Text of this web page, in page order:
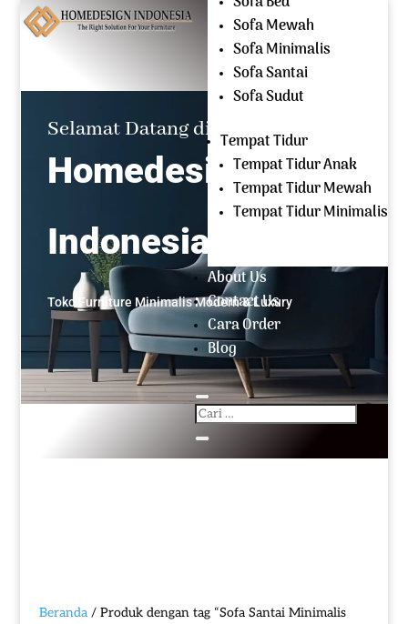
OPEN EVERYDAY
(+62) 81 229 604 267
Selamat Datang di
Homedesign
Indonesia
Toko Furniture Minimalis Modern & Luxury
Sofa Mewah
Sofa Minimalis
Sofa Santai
Sofa Sudut
Tempat Tidur
Tempat Tidur Anak
Tempat Tidur Mewah
Tempat Tidur Minimalis
About Us
Contact Us
Cara Order
Blog
Beranda/ Produk dengan tag “Sofa Santai Minimalis